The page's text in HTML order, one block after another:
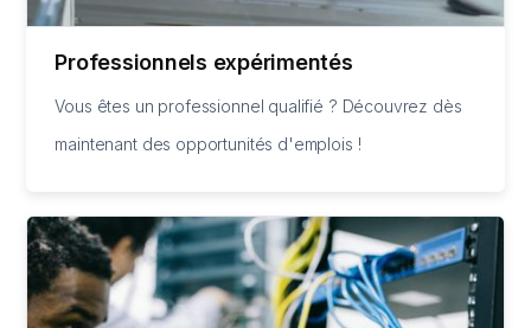
Professionnels expérimentés
Vous êtes un professionnel qualifié ? Découvrez dès
maintenant des opportunités d'emplois !